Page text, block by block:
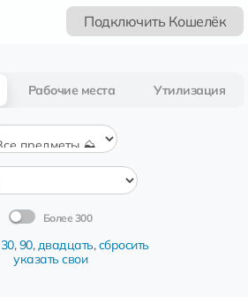
Подключить Кошелёк
Рабочие места Утилизация
Более 300
30,90,двадцать,сбросить
указать свои